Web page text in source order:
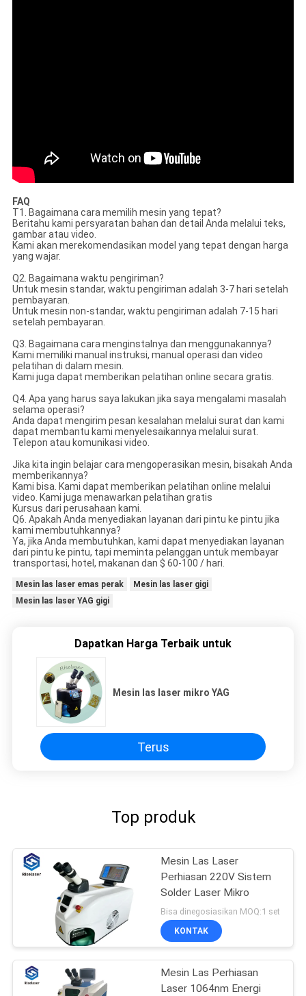
FAQ
T1. Bagaimana cara memilih mesin yang tepat?
Beritahu kami persyaratan bahan dan detail Anda melalui teks,
gambar atau video.
Kami akan merekomendasikan model yang tepat dengan harga
yang wajar.
Q2. Bagaimana waktu pengiriman?
Untuk mesin standar, waktu pengiriman adalah 3-7 hari setelah
pembayaran.
Untuk mesin non-standar, waktu pengiriman adalah 7-15 hari
setelah pembayaran.
Q3. Bagaimana cara menginstalnya dan menggunakannya?
Kami memiliki manual instruksi, manual operasi dan video
pelatihan di dalam mesin.
Kami juga dapat memberikan pelatihan online secara gratis.
Q4. Apa yang harus saya lakukan jika saya mengalami masalah
selama operasi?
Anda dapat mengirim pesan kesalahan melalui surat dan kami
dapat membantu kami menyelesaikannya melalui surat.
Telepon atau komunikasi video.
Jika kita ingin belajar cara mengoperasikan mesin, bisakah Anda
memberikannya?
Kami bisa. Kami dapat memberikan pelatihan online melalui
video. Kami juga menawarkan pelatihan gratis
Kursus dari perusahaan kami.
Q6. Apakah Anda menyediakan layanan dari pintu ke pintu jika
kami membutuhkannya?
Ya, jika Anda membutuhkan, kami dapat menyediakan layanan
dari pintu ke pintu, tapi meminta pelanggan untuk membayar
transportasi, hotel, makanan dan $ 60-100 / hari.
Mesin las laser emas perak
Mesin las laser gigi
Mesin las laser YAG gigi
Dapatkan Harga Terbaik untuk
Mesin las laser mikro YAG
Terus
Top produk
Mesin Las Laser
Perhiasan 220V Sistem
Solder Laser Mikro
Bisa dinegosiasikan MOQ:1 set
KONTAK
Mesin Las Perhiasan
Laser 1064nm Energi